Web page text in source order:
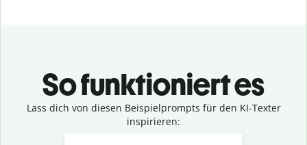
So funktioniert es
Lass dich von diesen Beispielprompts für den KI-Texter
inspirieren: